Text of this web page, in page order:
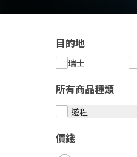
目的地
瑞士
所有商品種類
遊程
價錢